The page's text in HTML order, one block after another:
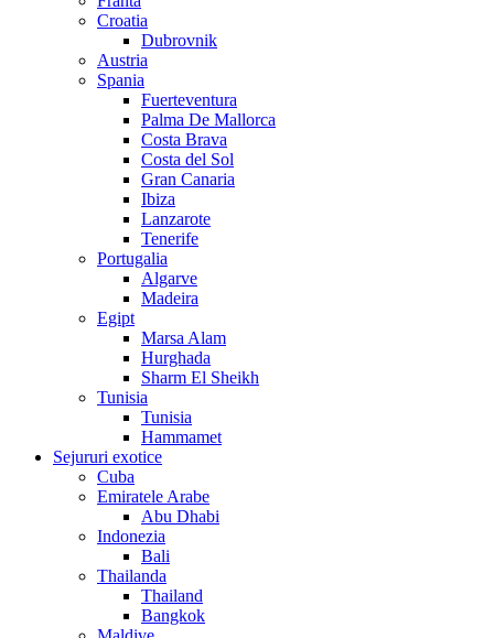
Croatia
Dubrovnik
Austria
Spania
Fuerteventura
Palma De Mallorca
Costa Brava
Costa del Sol
Gran Canaria
Ibiza
Lanzarote
Tenerife
Portugalia
Algarve
Madeira
Egipt
Marsa Alam
Hurghada
Sharm El Sheikh
Tunisia
Tunisia
Hammamet
Sejururi exotice
Cuba
Emiratele Arabe
Abu Dhabi
Indonezia
Bali
Thailanda
Thailand
Bangkok